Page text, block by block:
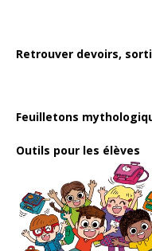
Retrouver devoirs,
Feuilletons
Outils pour les élèves